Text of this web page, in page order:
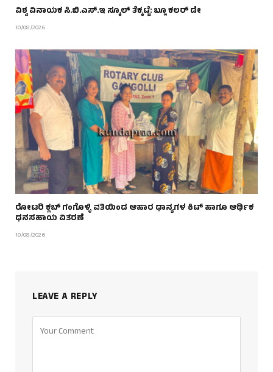
ವಿಶ್ವ ವಿನಾಯಕ ಸಿ.ಬಿ.ಎಸ್.ಇ ಸ್ಕೂಲ್ ತೆಕ್ಕಟ್ಟೆ: ಬ್ಲೂ ಕಲರ್ ಡೇ
10/08/2026
ರೋಟರಿ ಕ್ಲಬ್ ಗಂಗೊಳ್ಳಿ ವತಿಯಿಂದ ಆಹಾರ ಧಾನ್ಯಗಳ ಕಿಟ್ ಹಾಗೂ ಆರ್ಥಿಕ
ಧನಸಹಾಯ ವಿತರಣೆ
10/08/2026
LEAVE A REPLY